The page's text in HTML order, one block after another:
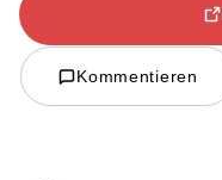
Kommentieren